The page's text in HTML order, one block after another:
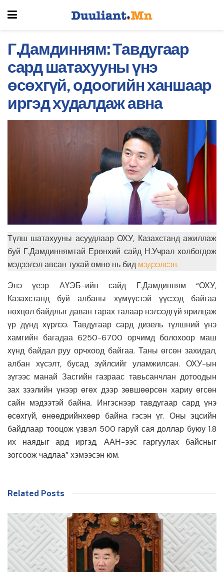
Г.Дамдинням: Тавдугаар
сард шатахууны үнэ
өсөхгүй, одоогийн ханшаар
иргэд худалдаж авна
Түлш шатахууны асуудлаар ОХУ, Казахстанд ажиллаж
буй Г.Дамдиннямтай Ерөнхий сайд Н.Учрал холбогдож
мэдээлэл авсан тухай өмнө нь бид мэдээлсэн.
Энэ үеэр АҮЭБ-ийн сайд Г.Дамдинням “ОХУ,
Казахстанд буй албаны хүмүүстэй үүсээд байгаа
нөхцөл байдлыг даван гарах талаар нэлээдгүй ярилцаж
үр дүнд хүрлээ. Тавдугаар сард дизель түлшний үнэ
хамгийн багадаа 6250-6700 орчимд болохоор маш
хүнд байдал руу орчхоод байгаа. Таны өгсөн захидал,
албан хүсэлт, бусад зүйлсийг уламжилсан. ОХУ-ын
зүгээс манай Засгийн газраас тавьсанчлан дотоодын
зах зээлийн үнээр өгөх дээр зөвшөөрсөн хариу өгсөн
сайн мэдээтэй байна. Ингэснээр тавдугаар сард үнэ
өсөхгүй, өнөөдрийнхөөр байна гэсэн үг. Оны эцсийн
байдлаар тооцож үзвэл 500 гаруй сая доллар буюу 1.8
их наядыг ард иргэд, ААН-ээс гаргуулах байсныг
зогсоож чадлаа” хэмээсэн юм.
Related Posts